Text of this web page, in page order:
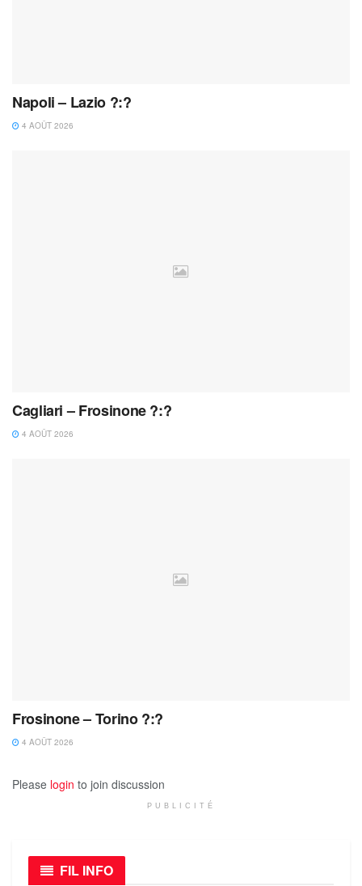
Napoli – Lazio ?:?
4 AOÛT 2026
Cagliari – Frosinone ?:?
4 AOÛT 2026
Frosinone – Torino ?:?
4 AOÛT 2026
Please login to join discussion
PUBLICITÉ
FIL INFO